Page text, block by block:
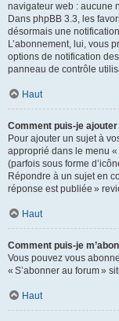
navigateur web : aucune
Dans phpBB 3.3, les
désormais une
L’abonnement, lui, vous
options de notification
panneau de contrôle
Haut
Comment puis-je
Pour ajouter un sujet à
approprié dans le menu
(parfois sous forme
Répondre à un sujet en
réponse est publiée »
Haut
Comment puis-je
Vous pouvez vous
« S’abonner au forum »
Haut